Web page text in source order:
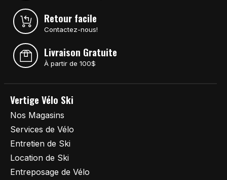
Retour facile
Contactez-nous!
Livraison Gratuite
À partir de 100$
Vertige Vélo Ski
Nos Magasins
Services de Vélo
Entretien de Ski
Location de Ski
Entreposage de Vélo